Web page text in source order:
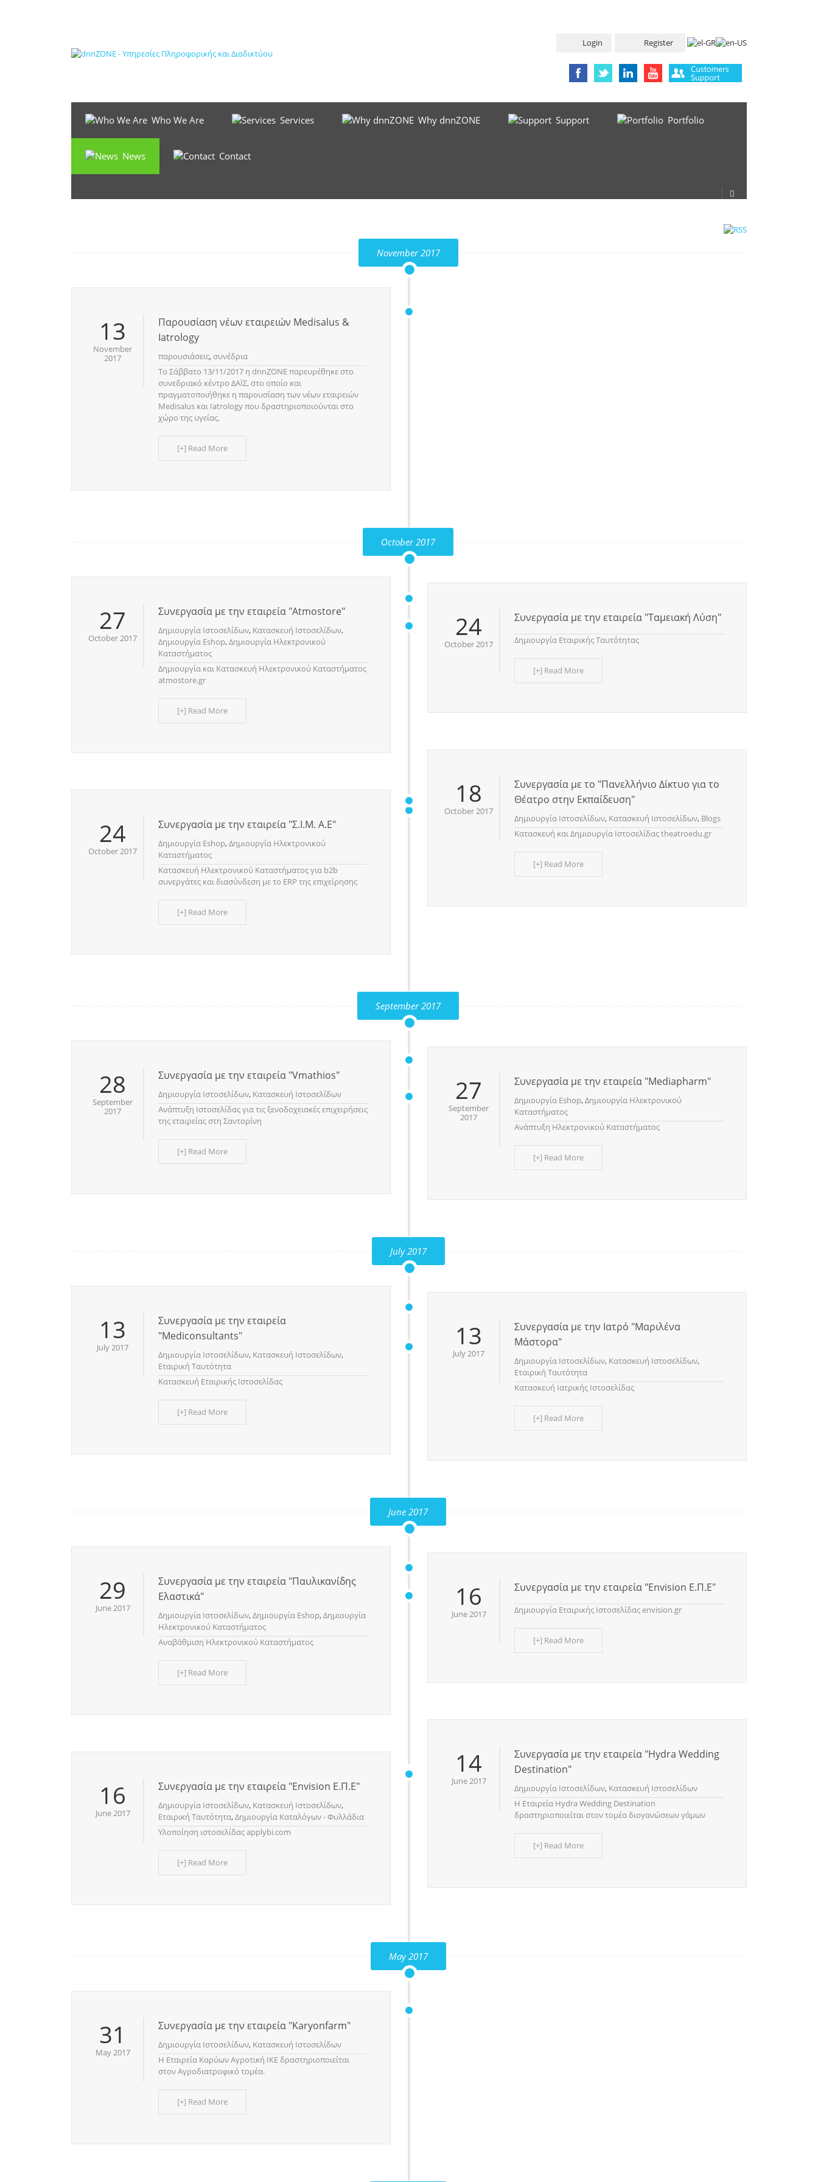
Login Register
Who We Are Services Why dnnZONE Support Portfolio
News Contact
November 2017
13
November
2017
Παρουσίαση νέων εταιρειών Medisalus &
Iatrology
παρουσιάσεις,συνέδρια
Το Σάββατο 13/11/2017 η dnnZONE παρευρέθηκε στο
συνεδριακό κέντρο ΔΑΪΣ, στο οποίο και
πραγματοποιήθηκε η παρουσίαση των νέων εταιρειών
Medisalus και Iatrology που δραστηριοποιούνται στο
χώρο της υγείας.
[+] Read More
October 2017
27
October 2017
Συνεργασία με την εταιρεία "Atmostore"
Δημιουργία Ιστοσελίδων, Κατασκευή Ιστοσελίδων,
Δημιουργία Eshop,Δημιουργία Ηλεκτρονικού
Καταστήματος
Δημιουργία και Κατασκευή Ηλεκτρονικού Καταστήματος
atmostore.gr
[+] Read More
24
October 2017
Συνεργασία με την εταιρεία "Σ.Ι.Μ. Α.Ε"
Δημιουργία Eshop,Δημιουργία Ηλεκτρονικού
Καταστήματος
Κατασκευή Ηλεκτρονικού Καταστήματος για b2b
συνεργάτες και διασύνδεση με το ERP της επιχείρησης
[+] Read More
24
October 2017
Συνεργασία με την εταιρεία "Ταμειακή Λύση"
Δημιουργία Εταιρικής Ταυτότητας
[+] Read More
18
October 2017
Συνεργασία με το "Πανελλήνιο Δίκτυο για το
Θέατρο στην Εκπαίδευση"
Δημιουργία Ιστοσελίδων, Κατασκευή Ιστοσελίδων, Blogs
Κατασκευή και Δημιουργία Ιστοσελίδας theatroedu.gr
[+] Read More
September 2017
28
September
2017
Συνεργασία με την εταιρεία "Vmathios"
Δημιουργία Ιστοσελίδων, Κατασκευή Ιστοσελίδων
Ανάπτυξη Ιστοσελίδας για τις ξενοδοχειακές επιχειρήσεις
της εταιρείας στη Σαντορίνη
[+] Read More
27
September
2017
Συνεργασία με την εταιρεία "Mediapharm"
Δημιουργία Eshop,Δημιουργία Ηλεκτρονικού
Καταστήματος
Ανάπτυξη Ηλεκτρονικού Καταστήματος
[+] Read More
July 2017
13
July 2017
Συνεργασία με την εταιρεία
"Mediconsultants"
Δημιουργία Ιστοσελίδων, Κατασκευή Ιστοσελίδων,
Εταιρική Ταυτότητα
Κατασκευή Εταιρικής Ιστοσελίδας
[+] Read More
13
July 2017
Συνεργασία με την Ιατρό "Μαριλένα
Μάστορα"
Δημιουργία Ιστοσελίδων, Κατασκευή Ιστοσελίδων,
Εταιρική Ταυτότητα
Κατασκευή Ιατρικής Ιστοσελίδας
[+] Read More
June 2017
29
June 2017
Συνεργασία με την εταιρεία "Παυλικανίδης
Ελαστικά"
Δημιουργία Ιστοσελίδων,Δημιουργία Eshop,Δημιουργία
Ηλεκτρονικού Καταστήματος
Αναβάθμιση Ηλεκτρονικού Καταστήματος
[+] Read More
16
June 2017
Συνεργασία με την εταιρεία "Envision Ε.Π.Ε"
Δημιουργία Ιστοσελίδων, Κατασκευή Ιστοσελίδων,
Εταιρική Ταυτότητα,Δημιουργία Καταλόγων - Φυλλάδια
Υλοποίηση ιστοσελίδας applybi.com
[+] Read More
16
June 2017
Συνεργασία με την εταιρεία "Envision Ε.Π.Ε"
Δημιουργία Eταιρικής Ιστοσελίδας envision.gr
[+] Read More
14
June 2017
Συνεργασία με την εταιρεία "Hydra Wedding
Destination"
Δημιουργία Ιστοσελίδων, Κατασκευή Ιστοσελίδων
H Εταιρεία Hydra Wedding Destination
δραστηριοποιείται στον τομέα διογανώσεων γάμων
[+] Read More
May 2017
31
May 2017
Συνεργασία με την εταιρεία "Karyonfarm"
Δημιουργία Ιστοσελίδων, Κατασκευή Ιστοσελίδων
H Εταιρεία Καρύων Αγροτική ΙΚΕ δραστηριοποιείται
στον Αγροδιατροφικό τομέα.
[+] Read More